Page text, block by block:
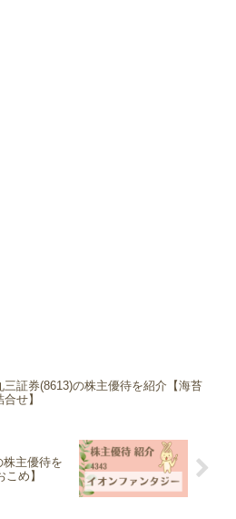
三証券(8613)の株主優待を紹介【海苔
合せ】
株主優待を
め】